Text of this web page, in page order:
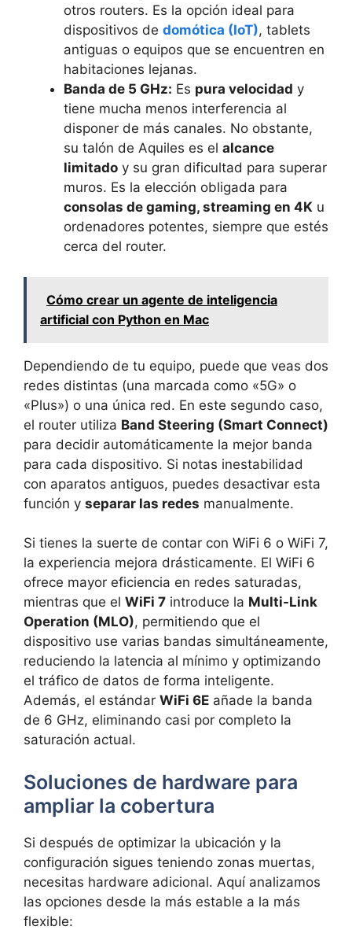
otros routers. Es la opción ideal para
dispositivos de domótica (IoT), tablets
antiguas o equipos que se encuentren en
habitaciones lejanas.
Banda de 5 GHz: Es pura velocidad y
tiene mucha menos interferencia al
disponer de más canales. No obstante,
su talón de Aquiles es el alcance
limitado y su gran dificultad para superar
muros. Es la elección obligada para
consolas de gaming, streaming en 4K u
ordenadores potentes, siempre que estés
cerca del router.
Cómo crear un agente de inteligencia
artificial con Python en Mac
Dependiendo de tu equipo, puede que veas dos
redes distintas (una marcada como «5G» o
«Plus») o una única red. En este segundo caso,
el router utiliza Band Steering (Smart Connect)
para decidir automáticamente la mejor banda
para cada dispositivo. Si notas inestabilidad
con aparatos antiguos, puedes desactivar esta
función y separar las redes manualmente.
Si tienes la suerte de contar con WiFi 6 o WiFi 7,
la experiencia mejora drásticamente. El WiFi 6
ofrece mayor eficiencia en redes saturadas,
mientras que el WiFi 7 introduce la Multi-Link
Operation (MLO), permitiendo que el
dispositivo use varias bandas simultáneamente,
reduciendo la latencia al mínimo y optimizando
el tráfico de datos de forma inteligente.
Además, el estándar WiFi 6E añade la banda
de 6 GHz, eliminando casi por completo la
saturación actual.
Soluciones de hardware para
ampliar la cobertura
Si después de optimizar la ubicación y la
configuración sigues teniendo zonas muertas,
necesitas hardware adicional. Aquí analizamos
las opciones desde la más estable a la más
flexible: